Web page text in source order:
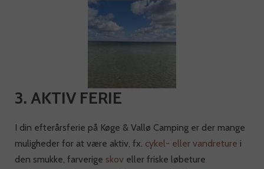
3. AKTIV FERIE
I din efterårsferie på Køge & Vallø Camping er der mange
muligheder for at være aktiv, fx. cykel- eller vandreture i
den smukke, farverige skov eller friske løbeture